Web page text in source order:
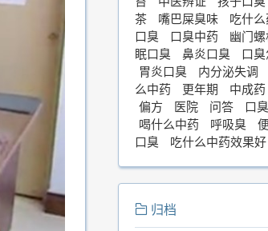
茶
嘴巴屎臭味 吃什
口臭
口臭中药 幽门
眠口臭
鼻炎口臭
口
胃炎口臭
内分泌失调
么中药
更年期 中成药
偏方
医院 问答
口
喝什么中药
呼吸臭
口臭
吃什么中药效果好
归档